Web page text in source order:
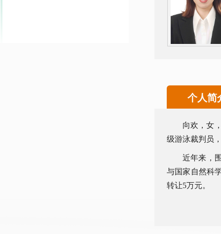
个人简
向欢，女
级游泳裁判员
近年来，
与国家自然科
转让5万元。